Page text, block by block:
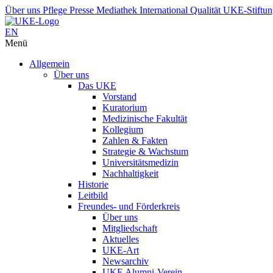
Über uns Pflege Presse Mediathek International Qualität UKE-
EN
Menü
Allgemein
Über uns
Das UKE
Vorstand
Kuratorium
Medizinische Fakultät
Kollegium
Zahlen & Fakten
Strategie & Wachstum
Universitätsmedizin
Nachhaltigkeit
Historie
Leitbild
Freundes- und Förderkreis
Über uns
Mitgliedschaft
Aktuelles
UKE-Art
Newsarchiv